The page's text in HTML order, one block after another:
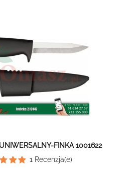
FINKA 1001622
1Recenzja(e)